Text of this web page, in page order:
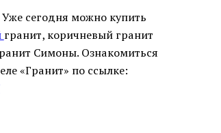
сегодня можно купить
гранит, коричневый гранит
Симоны. Ознакомиться
«Гранит» по ссылке: